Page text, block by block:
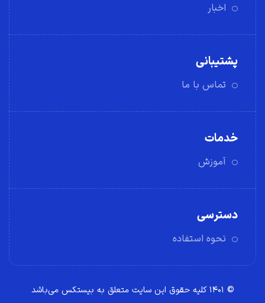
اخبار
پشتیبانی
تماس با ما
خدمات
آموزش
دسترسی
نحوه استفاده
© ۱۴۰۱ کلیه حقوق این سایت متعلق به بیستکس می‌باشد